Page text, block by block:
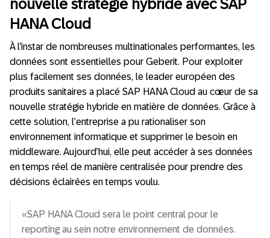
nouvelle stratégie hybride avec SAP
HANA Cloud
À l’instar de nombreuses multinationales performantes, les
données sont essentielles pour Geberit. Pour exploiter
plus facilement ses données, le leader européen des
produits sanitaires a placé SAP HANA Cloud au cœur de sa
nouvelle stratégie hybride en matière de données. Grâce à
cette solution, l’entreprise a pu rationaliser son
environnement informatique et supprimer le besoin en
middleware. Aujourd’hui, elle peut accéder à ses données
en temps réel de manière centralisée pour prendre des
décisions éclairées en temps voulu.
«SAP HANA Cloud sera le point central pour le
reporting au sein notre environnement de données.